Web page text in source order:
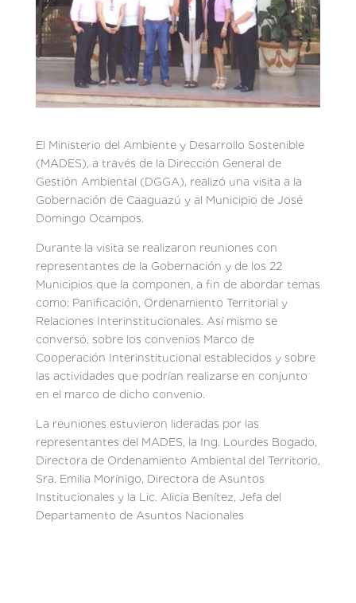
El Ministerio del Ambiente y Desarrollo Sostenible
(MADES), a través de la Dirección General de
Gestión Ambiental (DGGA), realizó una visita a la
Gobernación de Caaguazú y al Municipio de José
Domingo Ocampos.
Durante la visita se realizaron reuniones con
representantes de la Gobernación y de los 22
Municipios que la componen, a fin de abordar temas
como: Panificación, Ordenamiento Territorial y
Relaciones Interinstitucionales. Así mismo se
conversó, sobre los convenios Marco de
Cooperación Interinstitucional establecidos y sobre
las actividades que podrían realizarse en conjunto
en el marco de dicho convenio.
La reuniones estuvieron lideradas por las
representantes del MADES, la Ing. Lourdes Bogado,
Directora de Ordenamiento Ambiental del Territorio,
Sra. Emilia Morínigo, Directora de Asuntos
Institucionales y la Lic. Alicia Benítez, Jefa del
Departamento de Asuntos Nacionales